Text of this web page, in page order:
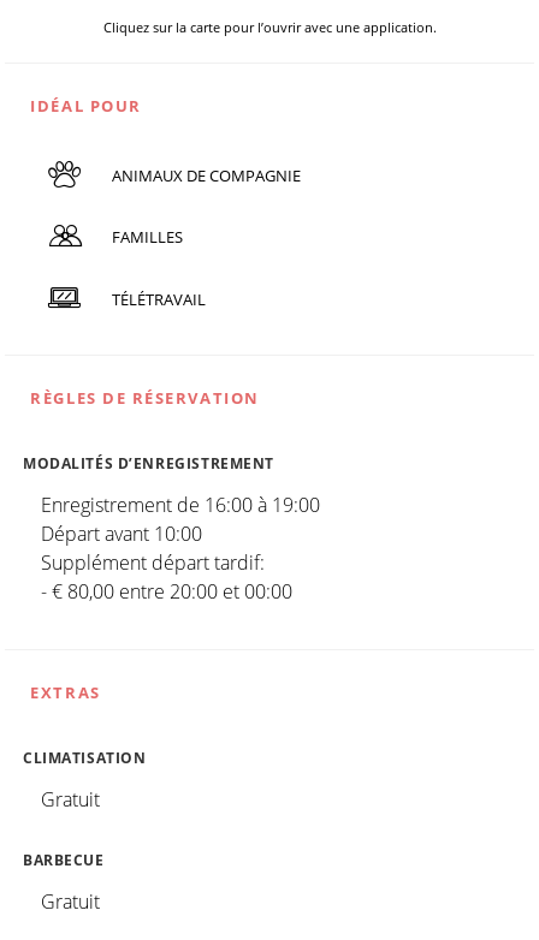
Cliquez sur la carte pour l’ouvrir avec une application.
IDÉAL POUR
ANIMAUX DE COMPAGNIE
FAMILLES
TÉLÉTRAVAIL
RÈGLES DE RÉSERVATION
MODALITÉS D’ENREGISTREMENT
Enregistrement de 16:00 à 19:00
Départ avant 10:00
Supplément départ tardif:
- € 80,00 entre 20:00 et 00:00
EXTRAS
CLIMATISATION
Gratuit
BARBECUE
Gratuit